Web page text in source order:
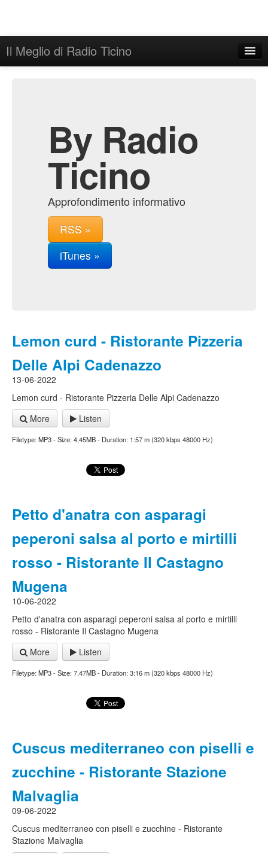
Il Meglio di Radio Ticino
By Radio
Ticino
Approfondimento informativo
RSS »
iTunes »
Lemon curd - Ristorante Pizzeria
Delle Alpi Cadenazzo
13-06-2022
Lemon curd - Ristorante Pizzeria Delle Alpi Cadenazzo
More
Listen
Filetype: MP3 - Size: 4,45MB - Duration: 1:57 m (320 kbps 48000 Hz)
Petto d'anatra con asparagi
peperoni salsa al porto e mirtilli
rosso - Ristorante Il Castagno
Mugena
10-06-2022
Petto d'anatra con asparagi peperoni salsa al porto e mirtilli
rosso - Ristorante Il Castagno Mugena
More
Listen
Filetype: MP3 - Size: 7,47MB - Duration: 3:16 m (320 kbps 48000 Hz)
Cuscus mediterraneo con piselli e
zucchine - Ristorante Stazione
Malvaglia
09-06-2022
Cuscus mediterraneo con piselli e zucchine - Ristorante
Stazione Malvaglia